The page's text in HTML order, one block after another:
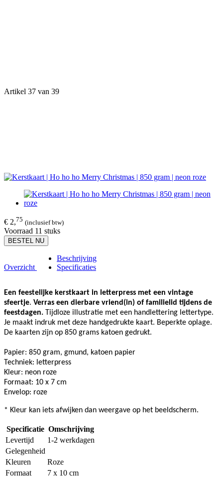
Artikel 37 van 39
€ 2,75 (inclusief btw)
Voorraad 11 stuks
BESTEL NU
Overzicht
Beschrijving
Specificaties
Een feestelijke kerstkaart in letterpress met een vintage
sfeertje. Verras een dierbare vriend(in) of familielid tijdens de
feestdagen. Tijdloze illustratie met een handlettering lettertype.
Je maakt indruk met deze handgedrukte kaart. Beperkte oplage.
De kaarten zijn op 850 grams katoen gedrukt.
Papier: 850 gram, gmund, katoen papier
Techniek: letterpress
Kleur: neon roze
Formaat: 10 x 7 cm
Envelop: roze
* Kleur kan iets afwijken dan weergave op het beeldscherm.
Specificatie Omschrijving
Levertijd
1-2 werkdagen
Gelegenheid
Kleuren
Roze
Formaat
7 x 10 cm